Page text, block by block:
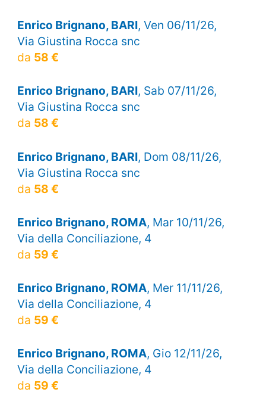
Enrico Brignano, BARI, Ven 06/11/26,
Via Giustina Rocca snc
da 58 €
Enrico Brignano, BARI, Sab 07/11/26,
Via Giustina Rocca snc
da 58 €
Enrico Brignano, BARI, Dom 08/11/26,
Via Giustina Rocca snc
da 58 €
Enrico Brignano, ROMA, Mar 10/11/26,
Via della Conciliazione, 4
da 59 €
Enrico Brignano, ROMA, Mer 11/11/26,
Via della Conciliazione, 4
da 59 €
Enrico Brignano, ROMA, Gio 12/11/26,
Via della Conciliazione, 4
da 59 €